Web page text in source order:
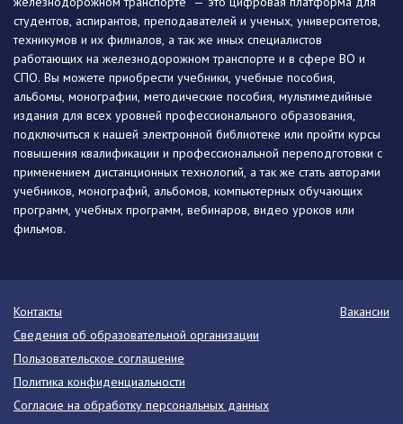
студентов, аспирантов, преподавателей и ученых, университетов,
техникумов и их филиалов, а так же иных специалистов
работающих на железнодорожном транспорте и в сфере ВО и
СПО. Вы можете приобрести учебники, учебные пособия,
альбомы, монографии, методические пособия, мультимедийные
издания для всех уровней профессионального образования,
подключиться к нашей электронной библиотеке или пройти курсы
повышения квалификации и профессиональной переподготовки с
применением дистанционных технологий, а так же стать авторами
учебников, монографий, альбомов, компьютерных обучающих
программ, учебных программ, вебинаров, видео уроков или
фильмов.
Контакты
Вакансии
Сведения об образовательной организации
Пользовательское соглашение
Политика конфиденциальности
Согласие на обработку персональных данных